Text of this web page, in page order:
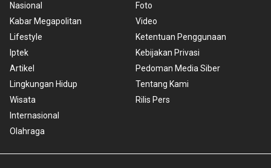
Nasional
Kabar Megapolitan
Lifestyle
Iptek
Artikel
Lingkungan Hidup
Wisata
Internasional
Olahraga
Foto
Video
Ketentuan Penggunaan
Kebijakan Privasi
Pedoman Media Siber
Tentang Kami
Rilis Pers